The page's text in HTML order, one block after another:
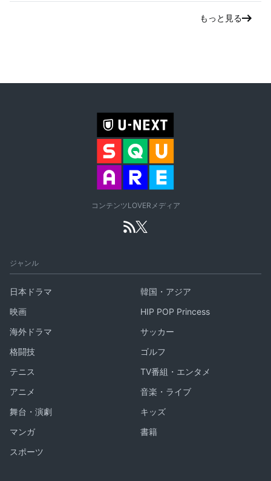
もっと見る
コンテンツLOVERメディア
ジャンル
日本ドラマ
韓国・アジア
映画
HIP POP Princess
海外ドラマ
サッカー
格闘技
ゴルフ
テニス
TV番組・エンタメ
アニメ
音楽・ライブ
舞台・演劇
キッズ
マンガ
書籍
スポーツ